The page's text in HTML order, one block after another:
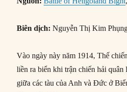
Biên dịch: Nguyễn Thị Kim
Vào ngày này năm 1914, Thế
liền ra biển khi trận chiến hải quân
giữa các tàu của Anh và Đức ở